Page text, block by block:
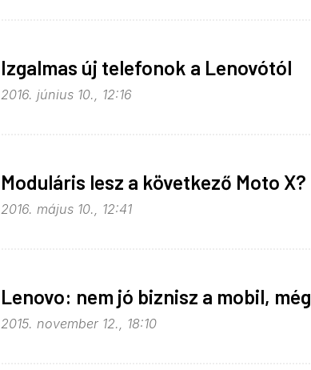
Izgalmas új telefonok a Lenovótól
2016. június 10., 12:16
Moduláris lesz a következő Moto X?
2016. május 10., 12:41
Lenovo: nem jó biznisz a mobil, még
2015. november 12., 18:10